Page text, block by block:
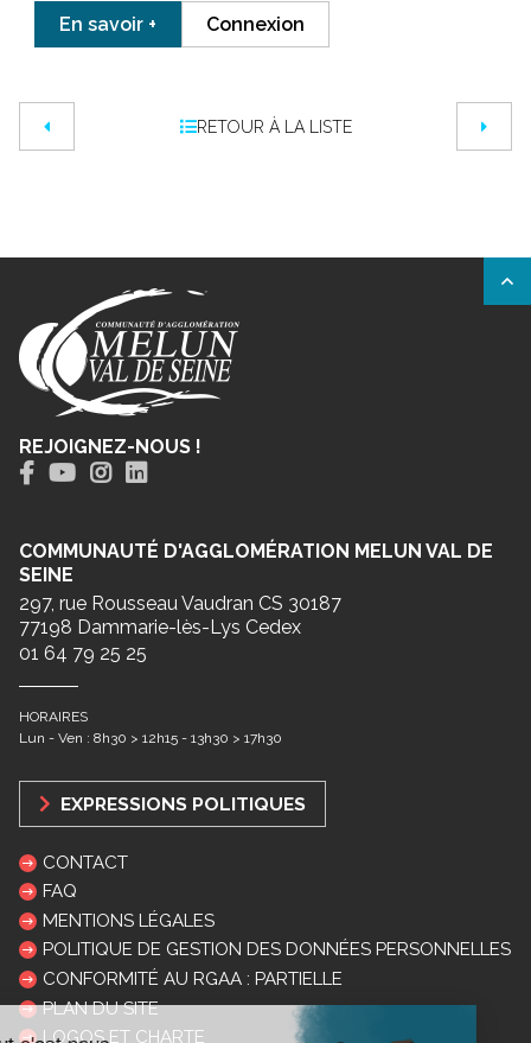
En savoir + Connexion
RETOUR À LA LISTE
REJOIGNEZ-NOUS !
COMMUNAUTÉ D'AGGLOMÉRATION MELUN VAL DE
SEINE
297, rue Rousseau Vaudran CS 30187
77198 Dammarie-lès-Lys Cedex
01 64 79 25 25
HORAIRES
Lun - Ven : 8h30 > 12h15 - 13h30 > 17h30
EXPRESSIONS POLITIQUES
CONTACT
FAQ
MENTIONS LÉGALES
POLITIQUE DE GESTION DES DONNÉES PERSONNELLES
CONFORMITÉ AU RGAA : PARTIELLE
PLAN DU SITE
LOGOS ET CHARTE